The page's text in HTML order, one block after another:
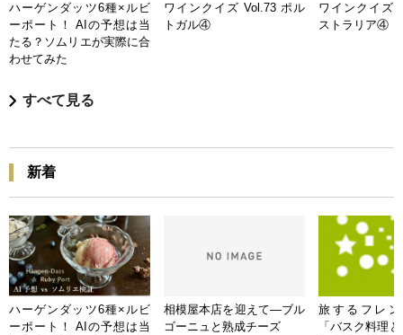
ハーゲンダッツ6種×ルビ
ーポート！ AIの予想は当
たる？ソムリエが実際に合
わせてみた
ワインクイズ Vol.73 ポル
トガル④
ワインクイズ
ストラリア④
すべて見る
新着
ハーゲンダッツ6種×ルビ
ーポート！ AIの予想は当
相模屋本店を迎えて―ブル
ゴーニュと熟成チーズ
旅するフレン
「バスク料理